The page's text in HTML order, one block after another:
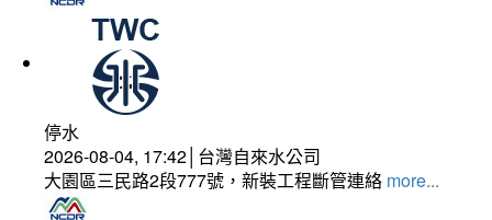
停水
2026-08-04, 17:42│台灣自來水公司
大園區三民路2段777號，新裝工程斷管連絡 more...